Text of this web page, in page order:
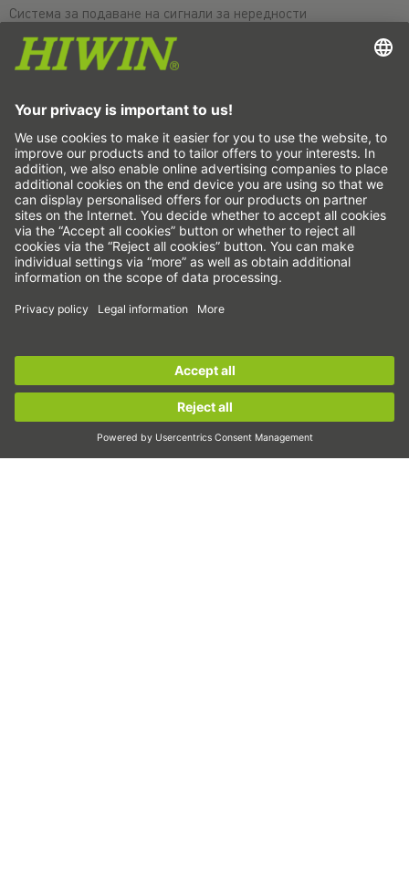
Sign up now!
Система за подаване на сигнали за нередности
Настройки на бисквитките
Линейни оси и системи с линейни оси
Електрически цилиндри
Кръгли маси
Серводвигатели
Водачи за профилни шини
Сачмено-винтови задвижвания
Усилватели на задвижването
Вълнови предавки
Линейни двигатели
Експониране
Автоматизация